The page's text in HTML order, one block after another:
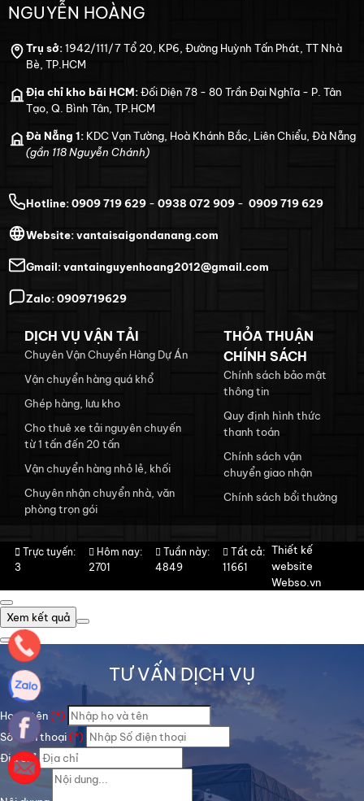
NGUYỄN HOÀNG
Trụ sở:1942/111/7 Tổ 20, KP6, Đường Huỳnh Tấn Phát, TT Nhà
Bè, TP.HCM
Địa chỉ kho bãi HCM:Đối Diện 78 - 80 Trần Đại Nghĩa - P. Tân
Tạo, Q. Bình Tân, TP.HCM
Đà Nẵng 1: KDC Vạn Tường, Hoà Khánh Bắc, Liên Chiểu, Đà Nẵng
(gần 118 Nguyễn Chánh)
Hotline:0909 719 629 - 0938 072 909 - 0909 719 629
Website:vantaisaigondanang.com
Gmail:vantainguyenhoang2012@gmail.com
Zalo:0909719629
DỊCH VỤ VẬN TẢI
Chuyên Vận Chuyển Hàng Dự Án
Vận chuyển hàng quá khổ
Ghép hàng, lưu kho
Cho thuê xe tải nguyên chuyến
từ 1 tấn đến 20 tấn
Vận chuyển hàng nhỏ lẻ, khối
Chuyên nhận chuyển nhà, văn
phòng trọn gói
THỎA THUẬN
CHÍNH SÁCH
Chính sách bảo mật
thông tin
Quy định hình thức
thanh toán
Chính sách vận
chuyển giao nhận
Chính sách bổi thường
Trực tuyến:
3
Hôm nay:
2701
Tuần này:
4849
Tất cả:
11661
Thiết kế
website
Webso.vn
Xem kết quả
TƯ VẤN DỊCH VỤ
Họ và tên(*)
Số điện thoại(*)
Địa chỉ